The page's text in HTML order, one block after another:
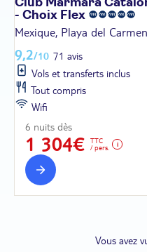
Club Marmara
- Choix Flex
Mexique, Playa del Carmen
9,2/10 71 avis
Vols et transferts inclus
Tout compris
Wifi
6 nuits dès
1 304€
TTC
/ pers.
Vous avez